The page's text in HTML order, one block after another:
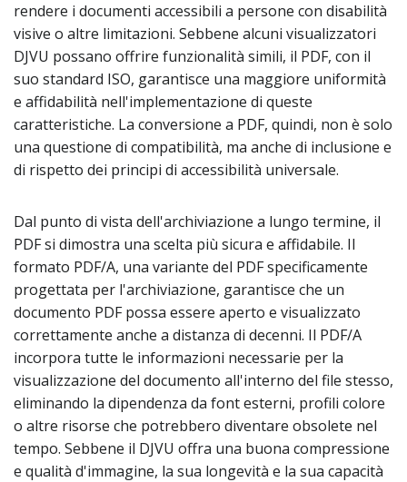
rendere i documenti accessibili a persone con disabilità
visive o altre limitazioni. Sebbene alcuni visualizzatori
DJVU possano offrire funzionalità simili, il PDF, con il
suo standard ISO, garantisce una maggiore uniformità
e affidabilità nell'implementazione di queste
caratteristiche. La conversione a PDF, quindi, non è solo
una questione di compatibilità, ma anche di inclusione e
di rispetto dei principi di accessibilità universale.
Dal punto di vista dell'archiviazione a lungo termine, il
PDF si dimostra una scelta più sicura e affidabile. Il
formato PDF/A, una variante del PDF specificamente
progettata per l'archiviazione, garantisce che un
documento PDF possa essere aperto e visualizzato
correttamente anche a distanza di decenni. Il PDF/A
incorpora tutte le informazioni necessarie per la
visualizzazione del documento all'interno del file stesso,
eliminando la dipendenza da font esterni, profili colore
o altre risorse che potrebbero diventare obsolete nel
tempo. Sebbene il DJVU offra una buona compressione
e qualità d'immagine, la sua longevità e la sua capacità